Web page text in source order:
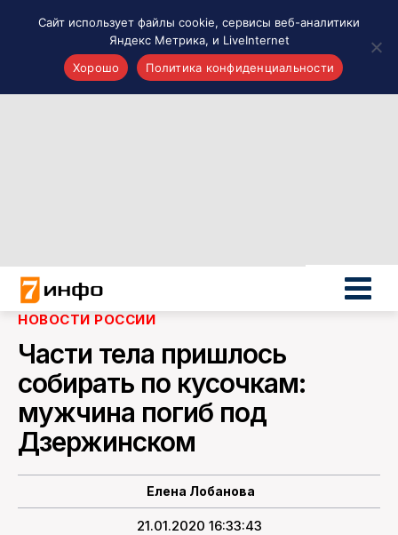
Новости России
Политика
Новости мира
О НАС
ПОИСК ПО САЙТУ
НОВОСТИ РОССИИ
Части тела пришлось
собирать по кусочкам:
мужчина погиб под
Дзержинском
Елена Лобанова
21.01.2020 16:33:43
Сайт использует файлы cookie, сервисы веб-аналитики
Яндекс Метрика, и LiveInternet
Хорошо
Политика конфиденциальности